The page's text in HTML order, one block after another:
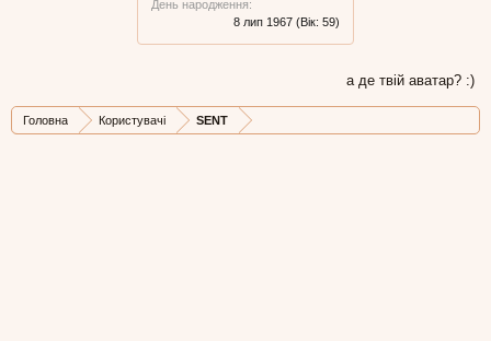
День народження:
8 лип 1967 (Вік: 59)
а де твій аватар? :)
Головна Користувачі SENT